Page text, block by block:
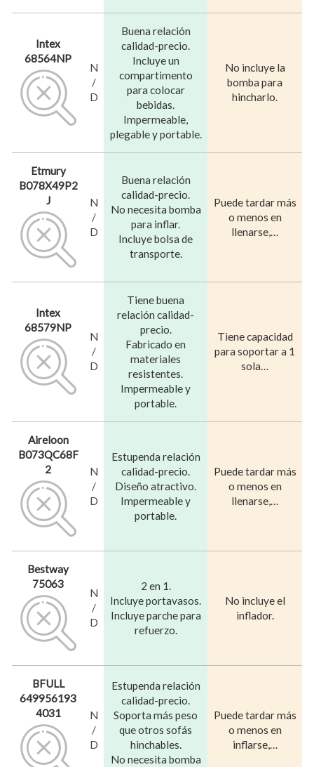
Intex
68564NP
N
/
D
Buena relación
calidad-precio.
Incluye un
compartimento
para colocar
bebidas.
Impermeable,
plegable y portable.
No incluye la
bomba para
hincharlo.
Etmury
B078X49P2
J
N
/
D
Buena relación
calidad-precio.
No necesita bomba
para inflar.
Incluye bolsa de
transporte.
Puede tardar más
o menos en
llenarse,…
Intex
68579NP
N
/
D
Tiene buena
relación calidad-
precio.
Fabricado en
materiales
resistentes.
Impermeable y
portable.
Tiene capacidad
para soportar a 1
sola…
Aireloon
B073QC68F
2
N
/
D
Estupenda relación
calidad-precio.
Diseño atractivo.
Impermeable y
portable.
Puede tardar más
o menos en
llenarse,…
Bestway
75063
N
/
D
2 en 1.
Incluye portavasos.
Incluye parche para
refuerzo.
No incluye el
inflador.
BFULL
649956193
4031
N
/
D
Estupenda relación
calidad-precio.
Soporta más peso
que otros sofás
hinchables.
No necesita bomba
Puede tardar más
o menos en
inflarse,…